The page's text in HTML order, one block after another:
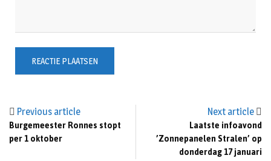
Previous article
Burgemeester Ronnes stopt
per 1 oktober
Next article
Laatste infoavond
’Zonnepanelen Stralen’ op
donderdag 17 januari